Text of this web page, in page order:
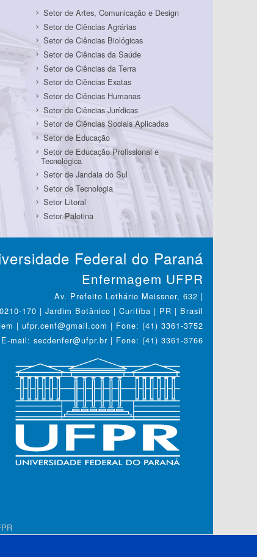
Setor de Artes, Comunicação e Design
Setor de Ciências Agrárias
Setor de Ciências Biológicas
Setor de Ciências da Saúde
Setor de Ciências da Terra
Setor de Ciências Exatas
Setor de Ciências Humanas
Setor de Ciências Jurídicas
Setor de Ciências Sociais Aplicadas
Setor de Educação
Setor de Educação Profissional e
Tecnológica
Setor de Jandaia do Sul
Setor de Tecnologia
Setor Litoral
Setor Palotina
Federal do Paraná
Enfermagem UFPR
Av. Prefeito Lothário Meissner, 632 |
170 | Jardim Botânico | Curitiba | PR | Brasil
| ufpr.cenf@gmail.com | Fone: (41) 3361-3752
mail: secdenfer@ufpr.br | Fone: (41) 3361-3766